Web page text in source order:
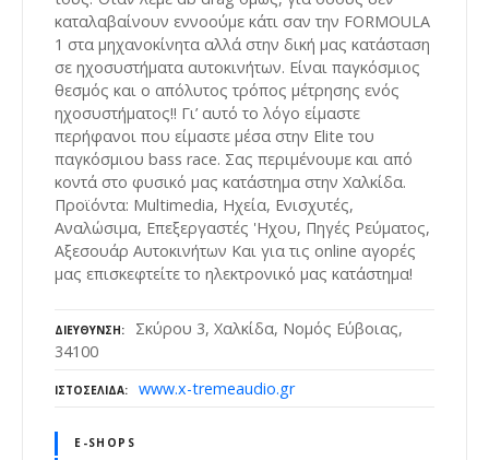
καταλαβαίνουν εννοούμε κάτι σαν την FORMOULA
1 στα μηχανοκίνητα αλλά στην δική μας κατάσταση
σε ηχοσυστήματα αυτοκινήτων. Είναι παγκόσμιος
θεσμός και ο απόλυτος τρόπος μέτρησης ενός
ηχοσυστήματος!! Γι’ αυτό το λόγο είμαστε
περήφανοι που είμαστε μέσα στην Elite του
παγκόσμιου bass race. Σας περιμένουμε και από
κοντά στο φυσικό μας κατάστημα στην Χαλκίδα.
Προϊόντα: Multimedia, Ηχεία, Ενισχυτές,
Αναλώσιμα, Επεξεργαστές 'Ηχου, Πηγές Ρεύματος,
Αξεσουάρ Αυτοκινήτων Και για τις online αγορές
μας επισκεφτείτε το ηλεκτρονικό μας κατάστημα!
ΔΙΕΎΘΥΝΣΗ
Σκύρου 3, Χαλκίδα, Νομός Εύβοιας,
34100
ΙΣΤΟΣΕΛΊΔΑ www.x-tremeaudio.gr
E-SHOPS